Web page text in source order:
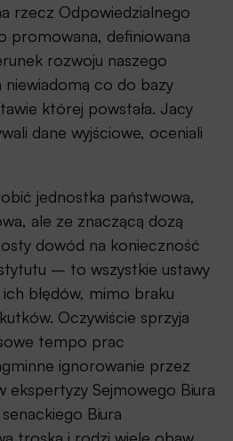
rzecz Odpowiedzialnego
promowana, definiowana
rozwoju naszego
co do bazy
której powstała. Jacy
dane wyjściowe, oceniali
jednostka państwowa,
ale ze znaczącą dozą
dowód na konieczność
– to wszystkie ustawy
błędów, mimo braku
Oczywiście sprzyja
tempo prac
ignorowanie przez
ekspertyzy Sejmowego Biura
Biura